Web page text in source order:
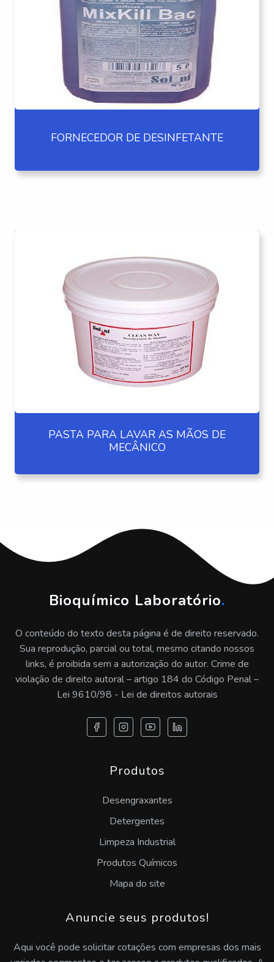
FORNECEDOR DE DESINFETANTE
PASTA PARA LAVAR AS MÃOS DE
MECÂNICO
Bioquímico Laboratório.
O conteúdo do texto desta página é de direito reservado.
Sua reprodução, parcial ou total, mesmo citando nossos
links, é proibida sem a autorização do autor. Crime de
violação de direito autoral – artigo 184 do Código Penal –
Lei 9610/98 - Lei de direitos autorais
Produtos
Desengraxantes
Detergentes
Limpeza Industrial
Produtos Químicos
Mapa do site
Anuncie seus produtos!
Aqui você pode solicitar cotações com empresas dos mais